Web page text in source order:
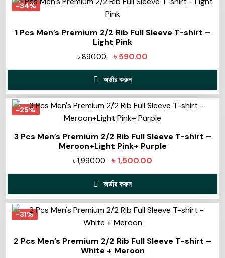
-34%
1 Pcs Men’s Premium 2/2 Rib Full Sleeve T-shirt –
Light Pink
৳890.00 ৳590.00
অর্ডার করুন
-25%
3 Pcs Men’s Premium 2/2 Rib Full Sleeve T-shirt –
Meroon+Light Pink+ Purple
৳1,990.00 ৳1,500.00
অর্ডার করুন
-31%
2 Pcs Men’s Premium 2/2 Rib Full Sleeve T-shirt –
White + Meroon